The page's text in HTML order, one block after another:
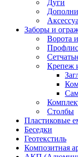
Дуги
Заборы и
Ворота
Крепеж
Столбы
Пластиковые
Беседки
Геотекстиль
Композитная